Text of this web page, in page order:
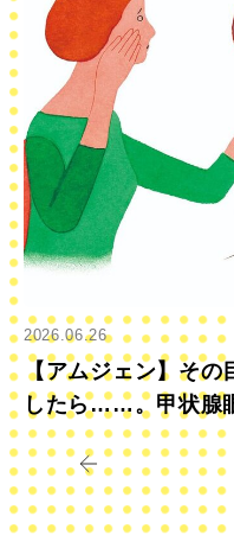
2026.06.26
【アムジェン】その
したら……。甲状腺
すか？